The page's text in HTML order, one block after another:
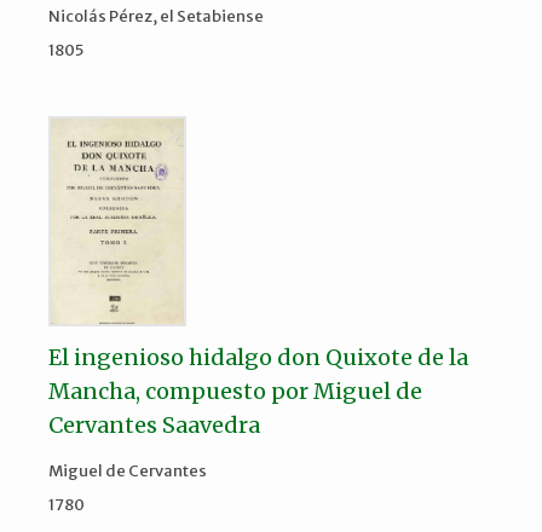
Nicolás Pérez, el Setabiense
1805
El ingenioso hidalgo don Quixote de la
Mancha, compuesto por Miguel de
Cervantes Saavedra
Miguel de Cervantes
1780